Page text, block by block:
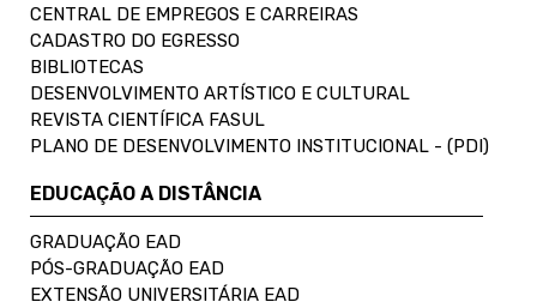
CENTRAL DE EMPREGOS E CARREIRAS
CADASTRO DO EGRESSO
BIBLIOTECAS
DESENVOLVIMENTO ARTÍSTICO E CULTURAL
REVISTA CIENTÍFICA FASUL
PLANO DE DESENVOLVIMENTO INSTITUCIONAL - (PDI)
EDUCAÇÃO A DISTÂNCIA
GRADUAÇÃO EAD
PÓS-GRADUAÇÃO EAD
EXTENSÃO UNIVERSITÁRIA EAD